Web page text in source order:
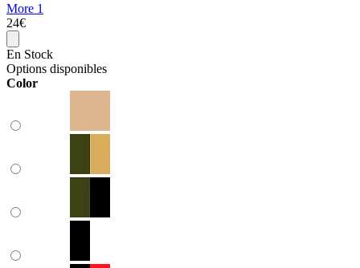
More 1
24€
En Stock
Options disponibles
Color